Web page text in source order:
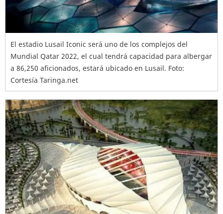
El estadio Lusail Iconic será uno de los complejos del
Mundial Qatar 2022, el cual tendrá capacidad para albergar
a 86,250 aficionados, estará ubicado en Lusail. Foto:
Cortesía Taringa.net